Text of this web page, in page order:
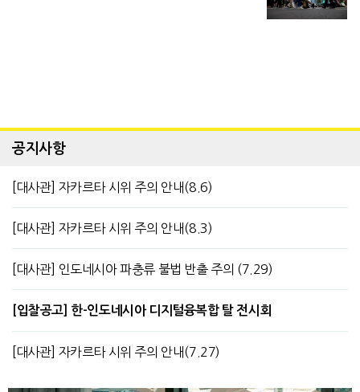
공지사항
[대사관] 자카르타 시위 주의 안내(8.6)
[대사관] 자카르타 시위 주의 안내(8.3)
[대사관] 인도네시아 파충류 불법 반출 주의 (7.29)
[입찰공고] 한-인도네시아 디지털융복합 탈 전시회
[대사관] 자카르타 시위 주의 안내(7.27)